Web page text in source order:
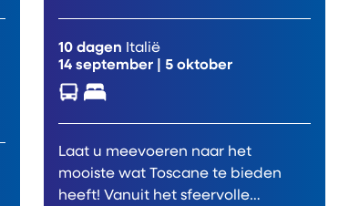
10 dagen Italië
14 september| 5 oktober
Laat u meevoeren naar het
mooiste wat Toscane te bieden
heeft! Vanuit het sfeervolle